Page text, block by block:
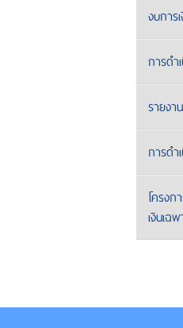
งบการ
การดำ
รายงา
การดำ
โครง
เงินเฉ